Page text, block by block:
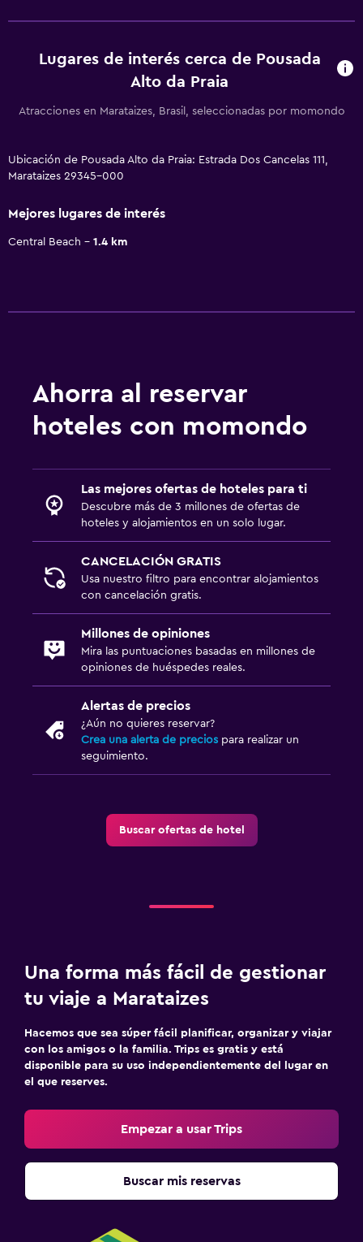
Lugares de interés cerca de Pousada
Alto da Praia
Atracciones en Marataizes, Brasil, seleccionadas por momondo
Ubicación de Pousada Alto da Praia: Estrada Dos Cancelas 111,
Marataizes 29345-000
Mejores lugares de interés
Central Beach 1.4 km
Ahorra al reservar
hoteles con momondo
Las mejores ofertas de hoteles para ti
Descubre más de 3 millones de ofertas de
hoteles y alojamientos en un solo lugar.
CANCELACIÓN GRATIS
Usa nuestro filtro para encontrar alojamientos
con cancelación gratis.
Millones de opiniones
Mira las puntuaciones basadas en millones de
opiniones de huéspedes reales.
Alertas de precios
¿Aún no quieres reservar?
Crea una alerta de precios para realizar un
seguimiento.
Buscar ofertas de hotel
Una forma más fácil de gestionar
tu viaje a Marataizes
Hacemos que sea súper fácil planificar, organizar y viajar
con los amigos o la familia. Trips es gratis y está
disponible para su uso independientemente del lugar en
el que reserves.
Empezar a usar Trips
Buscar mis reservas